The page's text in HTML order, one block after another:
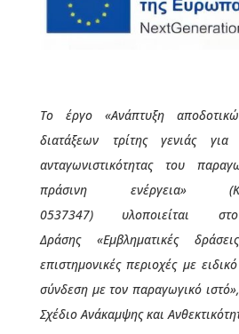
Το έργο«Ανάπτυξη
διατάξεων τρίτης γενιάς
ανταγωνιστικότητας του
πράσινη ενέργεια»
0537347)
υλοποιείται
Δράσης
«Εμβληματικές
επιστημονικές περιοχές με
σύνδεση με τον παραγωγικό
Σχέδιο Ανάκαμψης και